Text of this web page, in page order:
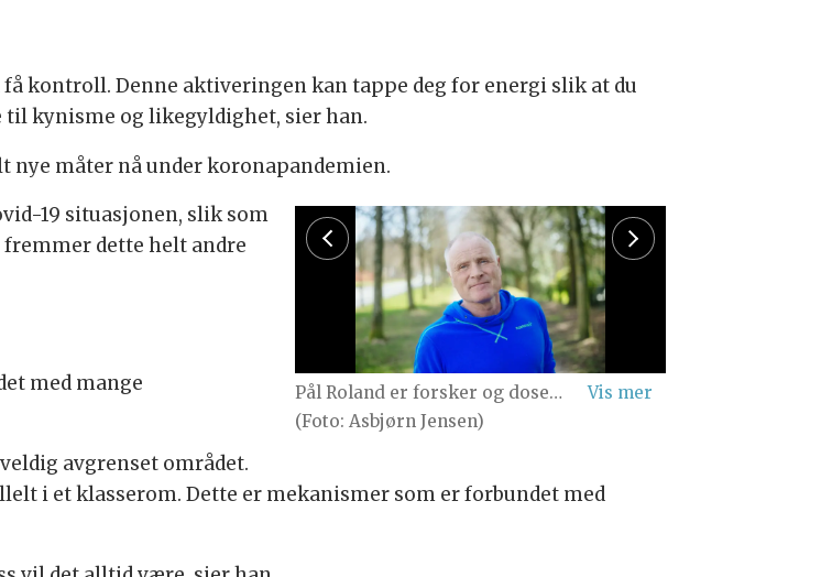
kontroll. Denne aktiveringen kan tappe deg for energi slik at du
kynisme og likegyldighet, sier han.
nye måter nå under koronapandemien.
Pål Roland er forsker og dosent ved Universitetet i Stavanger. (Foto: UiS)
(Foto: Asbjørn Jensen)
19 situasjonen, slik som
dette helt andre
med mange
avgrenset området.
i et klasserom. Dette er mekanismer som er forbundet med